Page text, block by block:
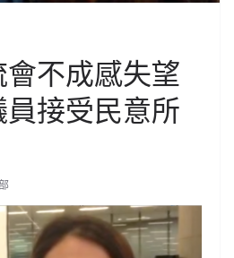
不成感失望
接受民意所